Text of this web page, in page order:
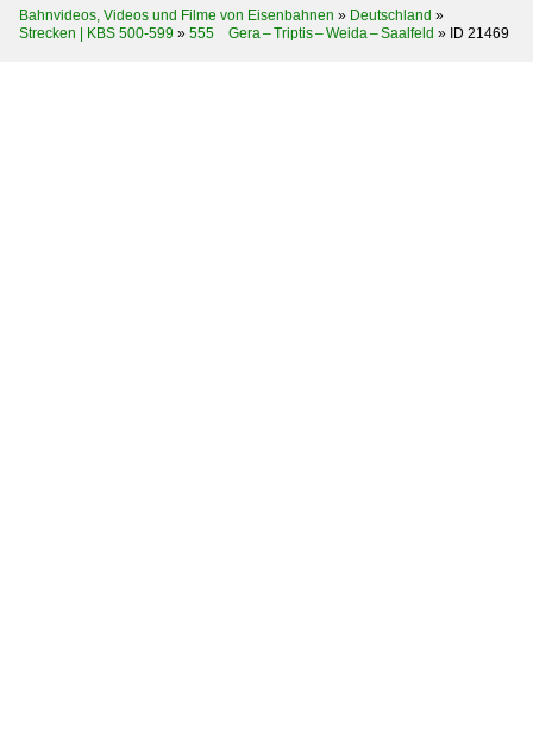
Bahnvideos, Videos und Filme von Eisenbahnen » Deutschland »
Strecken | KBS 500-599 » 555 Gera – Triptis – Weida – Saalfeld » ID 21469